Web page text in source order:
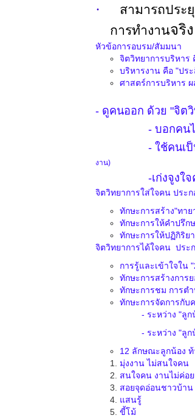
· สามารถประ
การทำงานจริง
หัวข้อการอบรม/สัมมนา
จิตวิทยาการบริหาร
บริหารงาน คือ "ปร
ศาสตร์การบริหาร
- ดูคนออก ด้วย "จิต
- บอกคน
- ใช้คนเ
งาน)
-เก่งจูงใ
จิตวิทยาการใส่ใจคน ประ
ทักษะการสร้าง"ทา
ทักษะการให้คำปรึก
ทักษะการให้ปฏิกิริย
จิตวิทยาการได้ใจคน ประ
การรู้และเข้าใจใน
ทักษะการสร้างการ
ทักษะการชม การต
ทักษะการจัดการกับ
- ระหว่าง "ลูกน้อ
- ระหว่าง "ลูกน้องกั
12 ลักษณะลูกน้อง
มุ่งงาน ไม่สนใจคน
สนใจคน งานไม่ค่อ
สอยจุดอ่อนชาวบ้าน
แสนรู้
ขี้โม้